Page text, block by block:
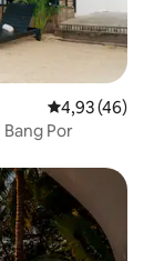
4,93 de uma
4,93 (46)
Bang Por